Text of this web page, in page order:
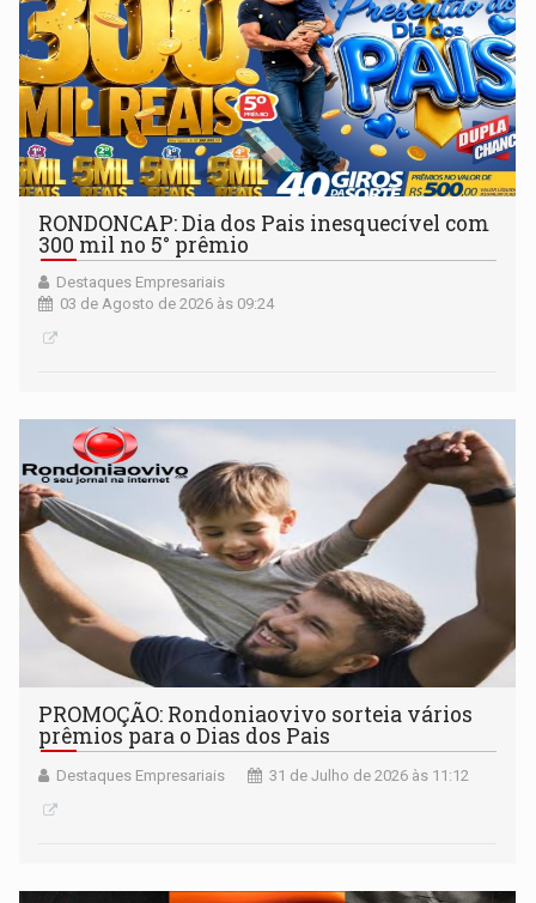
RONDONCAP: Dia dos Pais inesquecível com
300 mil no 5° prêmio
Destaques Empresariais
03 de Agosto de 2026 às 09:24
PROMOÇÃO: Rondoniaovivo sorteia vários
prêmios para o Dias dos Pais
Destaques Empresariais 31 de Julho de 2026 às 11:12